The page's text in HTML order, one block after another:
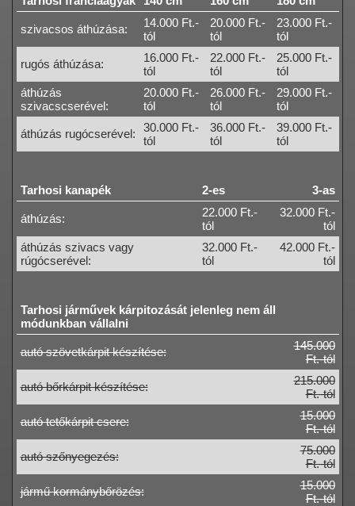
szivacsos áthúzása:
14.000 Ft.-
tól
20.000 Ft.-
tól
23.000 Ft.-
tól
rugós áthúzása:
16.000 Ft.-
tól
22.000 Ft.-
tól
25.000 Ft.-
tól
áthúzás
szivacscserével:
20.000 Ft.-
tól
26.000 Ft.-
tól
29.000 Ft.-
tól
áthúzás rugócserével:
30.000 Ft.-
tól
36.000 Ft.-
tól
39.000 Ft.-
tól
Tarhosi kanapék 2-es 3-as
áthúzás:
22.000 Ft.-
tól
32.000 Ft.-
tól
áthúzás szivacs vagy
rúgócserével:
32.000 Ft.-
tól
42.000 Ft.-
tól
Tarhosi járművek kárpitozását jelenleg nem áll
módunkban vállalni
autó szövetkárpit készítése:
145.000
Ft.-tól
autó bőrkárpit készítése:
215.000
Ft.-tól
autó tetőkárpit csere:
15.000
Ft.-tól
autó szőnyegezés:
75.000
Ft.-tól
jármű kormánybőrözés:
15.000
Ft.-tól